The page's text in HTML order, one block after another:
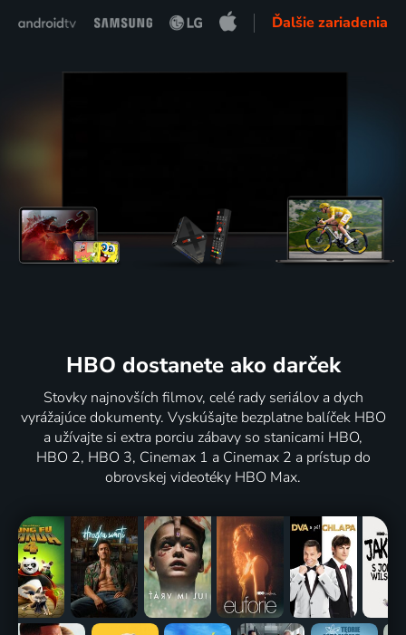
Ďalšie zariadenia
HBO dostanete ako darček
Stovky najnovších filmov, celé rady seriálov a dych
vyrážajúce dokumenty. Vyskúšajte bezplatne balíček HBO
a užívajte si extra porciu zábavy so stanicami HBO,
HBO 2, HBO 3, Cinemax 1 a Cinemax 2 a prístup do
obrovskej videotéky HBO Max.